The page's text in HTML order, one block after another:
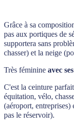
Grâce à sa
pas aux portiques de
supportera sans
chasser) et la neige
Très féminine avec
C'est la ceinture
équitation, vélo,
(aéroport,
pas le réservoir).